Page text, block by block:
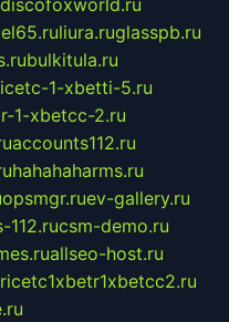
discofoxworld.ru
liura.ruglasspb.ru
bulkitula.ru
1-xbetti-5.ru
1-xbetcc-2.ru
accounts112.ru
hahahaharms.ru
opsmgr.ruev-gallery.ru
112.rucsm-demo.ru
allseo-host.ru